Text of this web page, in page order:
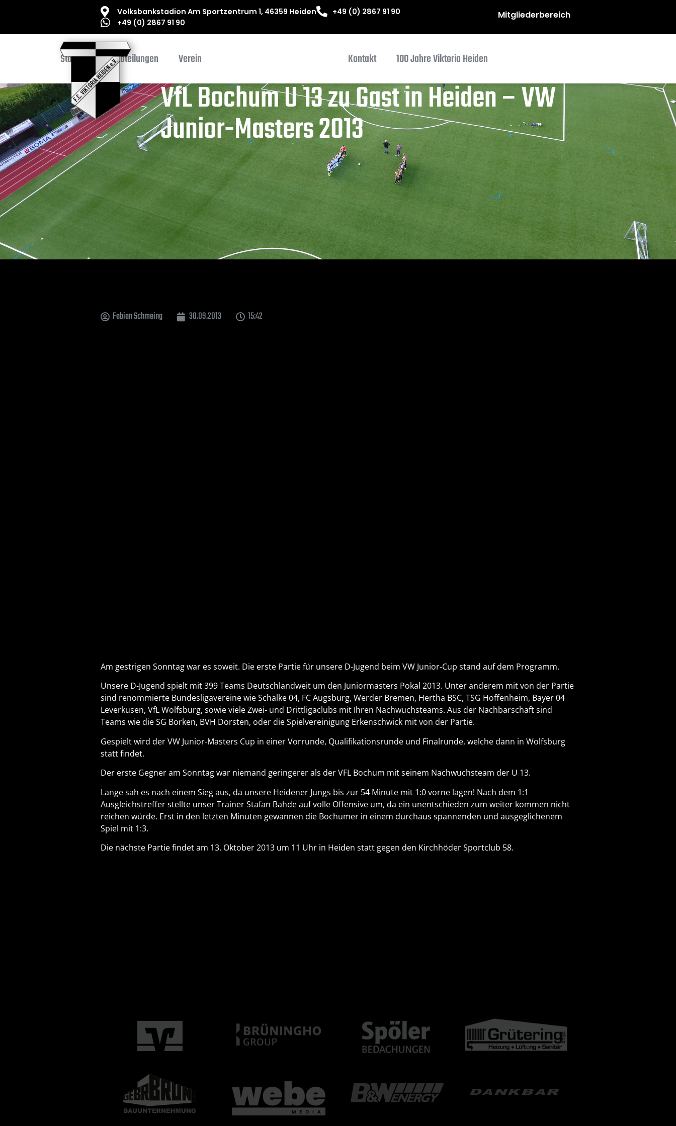
Volksbankstadion Am Sportzentrum 1, 46359 Heiden
+49 (0) 2867 91 90
+49 (0) 2867 91 90
Mitgliederbereich
Startseite Abteilungen Verein Kontakt 100 Jahre Viktoria Heiden
VfL Bochum U 13 zu Gast in Heiden – VW
Junior-Masters 2013
Fabian Schmeing 30.09.2013 15:42
Am gestrigen Sonntag war es soweit. Die erste Partie für unsere D-Jugend beim VW Junior-Cup stand auf dem Programm.
Unsere D-Jugend spielt mit 399 Teams Deutschlandweit um den Juniormasters Pokal 2013. Unter anderem mit von der Partie
sind renommierte Bundesligavereine wie Schalke 04, FC Augsburg, Werder Bremen, Hertha BSC, TSG Hoffenheim, Bayer 04
Leverkusen, VfL Wolfsburg, sowie viele Zwei- und Drittligaclubs mit Ihren Nachwuchsteams. Aus der Nachbarschaft sind
Teams wie die SG Borken, BVH Dorsten, oder die Spielvereinigung Erkenschwick mit von der Partie.
Gespielt wird der VW Junior-Masters Cup in einer Vorrunde, Qualifikationsrunde und Finalrunde, welche dann in Wolfsburg
statt findet.
Der erste Gegner am Sonntag war niemand geringerer als der VFL Bochum mit seinem Nachwuchsteam der U 13.
Lange sah es nach einem Sieg aus, da unsere Heidener Jungs bis zur 54 Minute mit 1:0 vorne lagen! Nach dem 1:1
Ausgleichstreffer stellte unser Trainer Stafan Bahde auf volle Offensive um, da ein unentschieden zum weiter kommen nicht
reichen würde. Erst in den letzten Minuten gewannen die Bochumer in einem durchaus spannenden und ausgeglichenem
Spiel mit 1:3.
Die nächste Partie findet am 13. Oktober 2013 um 11 Uhr in Heiden statt gegen den Kirchhöder Sportclub 58.